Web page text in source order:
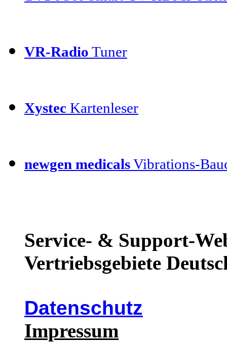
VR-Radio Tuner
Xystec Kartenleser
newgen medicalsVibrations-
Service- & Support-
Vertriebsgebiete
Datenschutz
Impressum